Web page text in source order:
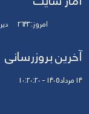
امروز:2643
آخرین بروزرسانی
14 مرداد 1405 - 10:20:20